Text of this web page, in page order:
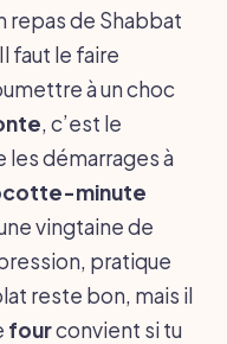
repas de Shabbat
faut le faire
à un choc
, c’est le
démarrages à
minute
vingtaine de
pratique
reste bon, mais il
fourconvient si tu